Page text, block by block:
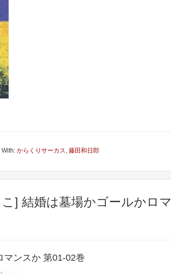
With: からくりサーカス, 藤田和日郎
] 結婚は墓場かゴールかロマ
マンスか 第01-02巻